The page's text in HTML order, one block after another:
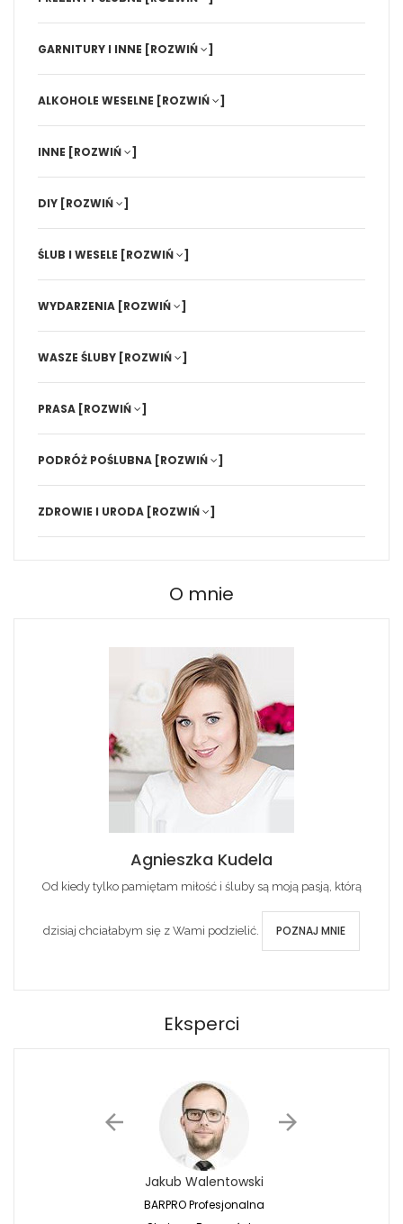
GARNITURY I INNE [ROZWIŃ ]
ALKOHOLE WESELNE [ROZWIŃ ]
INNE [ROZWIŃ ]
DIY [ROZWIŃ ]
ŚLUB I WESELE [ROZWIŃ ]
WYDARZENIA [ROZWIŃ ]
WASZE ŚLUBY [ROZWIŃ ]
PRASA [ROZWIŃ ]
PODRÓŻ POŚLUBNA [ROZWIŃ ]
ZDROWIE I URODA [ROZWIŃ ]
O mnie
Agnieszka Kudela
Od kiedy tylko pamiętam miłość i śluby są moją pasją, którą
dzisiaj chciałabym się z Wami podzielić. POZNAJ MNIE
Eksperci
Jakub Walentowski
BARPRO Profesjonalna